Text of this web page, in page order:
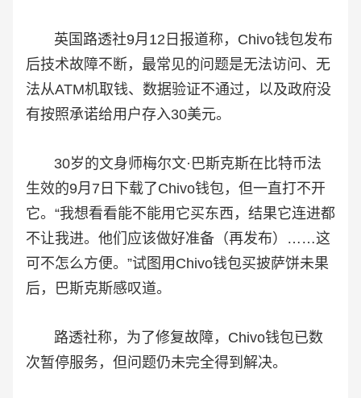
英国路透社9月12日报道称，Chivo钱包发布
后技术故障不断，最常见的问题是无法访问、无
法从ATM机取钱、数据验证不通过，以及政府没
有按照承诺给用户存入30美元。
30岁的文身师梅尔文·巴斯克斯在比特币法
生效的9月7日下载了Chivo钱包，但一直打不开
它。“我想看看能不能用它买东西，结果它连进都
不让我进。他们应该做好准备（再发布）……这
可不怎么方便。”试图用Chivo钱包买披萨饼未果
后，巴斯克斯感叹道。
路透社称，为了修复故障，Chivo钱包已数
次暂停服务，但问题仍未完全得到解决。